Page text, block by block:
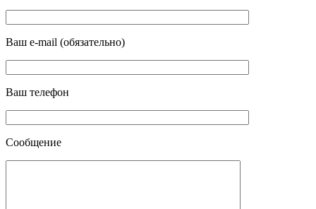
Ваш e-mail (обязательно)
Ваш телефон
Сообщение